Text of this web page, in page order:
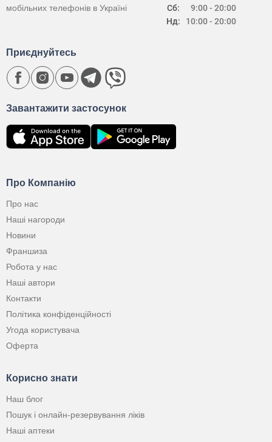
Сб:
Нд:
9:00 - 20:00
10:00 - 20:00
мобільних телефонів в Україні
Про Компанію
Про нас
Наші нагороди
Новини
Франшиза
Робота у нас
Наші автори
Контакти
Політика конфіденційності
Угода користувача
Оферта
Корисно знати
Наш блог
Пошук і онлайн-резервування ліків
Наші аптеки
Завантажити застосунок
Приєднуйтесь